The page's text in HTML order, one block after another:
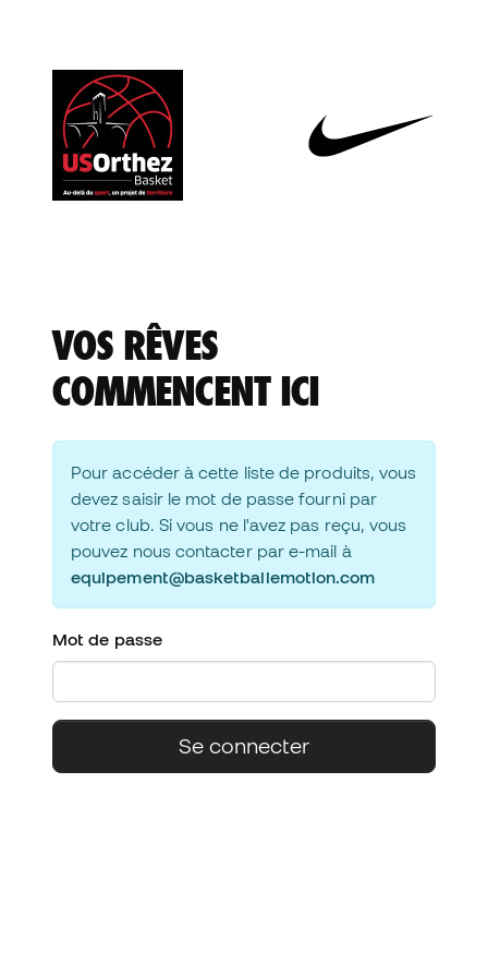
VOS RÊVES
COMMENCENT ICI
Pour accéder à cette liste de produits, vous
devez saisir le mot de passe fourni par
votre club. Si vous ne l'avez pas reçu, vous
pouvez nous contacter par e-mail à
equipement@basketballemotion.com
Mot de passe
Se connecter